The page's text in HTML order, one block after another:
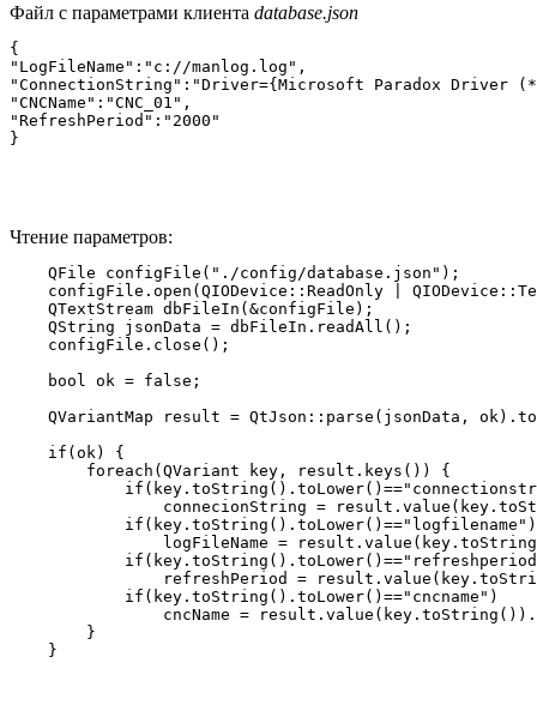
Файл с параметрами клиента database.json
{
"LogFileName":"c://manlog.log",
"ConnectionString":"Driver={Microsoft Paradox Driver
"CNCName":"CNC_01",
"RefreshPeriod":"2000"
Чтение параметров:
    QFile configFile("./config/database.json");
configFile.open(QIODevice::ReadOnly |
    QTextStream dbFileIn(&configFile);
    QString jsonData = dbFileIn.readAll();
    configFile.close();
    bool ok = false;
QVariantMap result = QtJson::parse(jsonData,
    if(ok) {
        foreach(QVariant key, result.keys()) {
connecionString =
            if(key.toString().toLower()=="logfilename")
logFileName =
refreshPeriod =
            if(key.toString().toLower()=="cncname")
cncName =
        }